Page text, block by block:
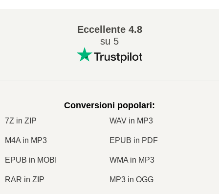
Eccellente4.8
su 5
Conversioni popolari:
7Z in ZIP WAV in MP3
M4A in MP3 EPUB in PDF
EPUB in MOBI WMA in MP3
RAR in ZIP MP3 in OGG